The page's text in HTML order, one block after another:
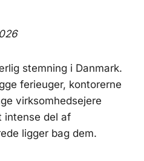
stemning i Danmark.
ferieuger, kontorerne
virksomhedsejere
intense del af
ligger bag dem.